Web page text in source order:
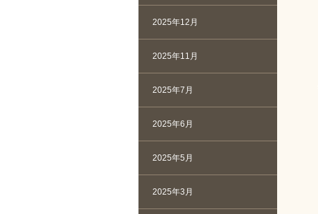
2025年12月
2025年11月
2025年7月
2025年6月
2025年5月
2025年3月